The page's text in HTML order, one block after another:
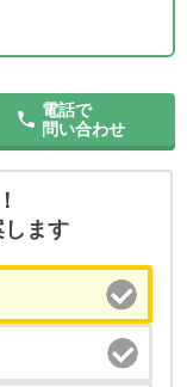
電話で
問い合わせ
ます